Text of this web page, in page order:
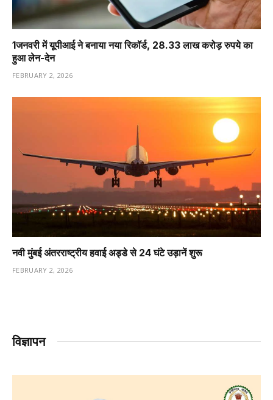
1️जनवरी में यूपीआई ने बनाया नया रिकॉर्ड, 28.33 लाख करोड़ रुपये का
हुआ लेन-देन
FEBRUARY 2, 2026
नवी मुंबई अंतरराष्ट्रीय हवाई अड्डे से 24 घंटे उड़ानें शुरू
FEBRUARY 2, 2026
विज्ञापन